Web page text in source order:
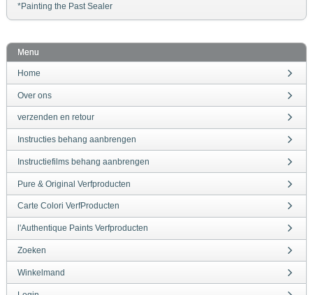
*Painting the Past Sealer
Menu
Home
Over ons
verzenden en retour
Instructies behang aanbrengen
Instructiefilms behang aanbrengen
Pure & Original Verfproducten
Carte Colori VerfProducten
l'Authentique Paints Verfproducten
Zoeken
Winkelmand